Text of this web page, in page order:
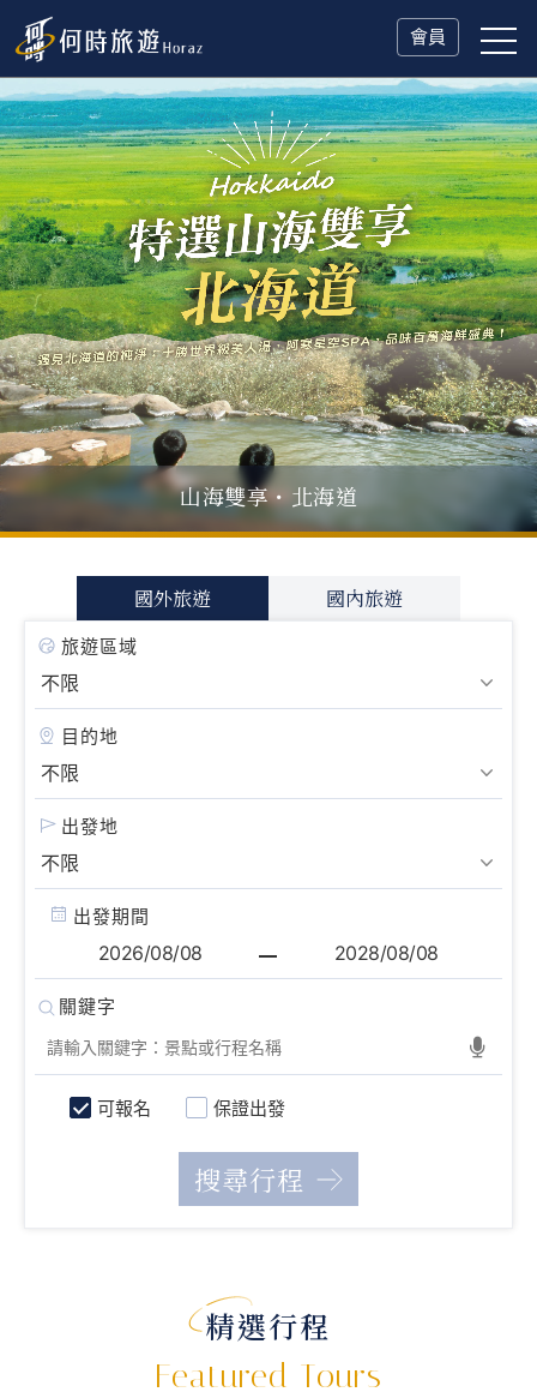
會員
父親節．限時特別企劃
一人旅行Solo Travel山海雙享・北海道
國外旅遊 國內旅遊
旅遊區域
目的地
出發地
出發期間
可報名 保證出發
精選行程
Featured Tours